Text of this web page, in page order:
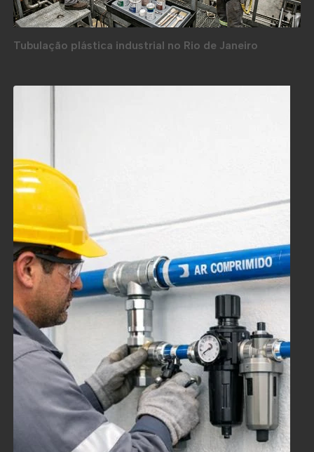
Tubulação plástica industrial no Rio de Janeiro